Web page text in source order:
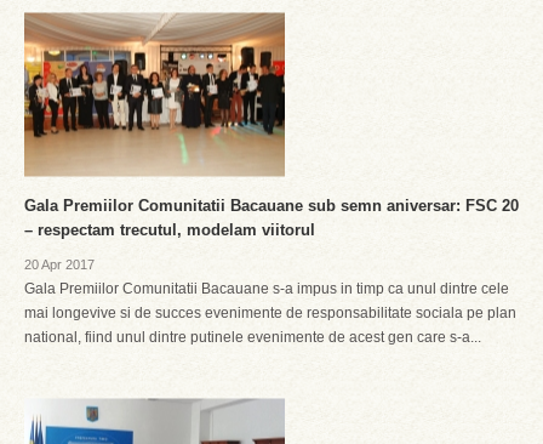
Gala Premiilor Comunitatii Bacauane sub semn aniversar: FSC 20
– respectam trecutul, modelam viitorul
20 Apr 2017
Gala Premiilor Comunitatii Bacauane s-a impus in timp ca unul dintre cele
mai longevive si de succes evenimente de responsabilitate sociala pe plan
national, fiind unul dintre putinele evenimente de acest gen care s-a...